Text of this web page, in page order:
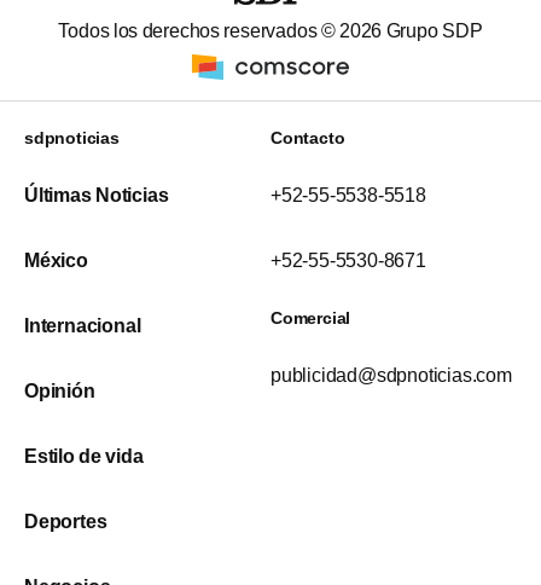
Todos los derechos reservados © 2026 Grupo SDP
sdpnoticias
Últimas Noticias
México
Internacional
Opinión
Estilo de vida
Deportes
Contacto
+52-55-5538-5518
+52-55-5530-8671
Comercial
publicidad@sdpnoticias.com